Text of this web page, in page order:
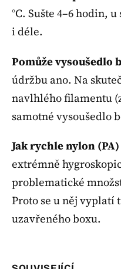
°C. Sušte 4–6 hodin,
i déle.
Pomůže vysoušedlo
údržbu ano. Na
navlhlého filamentu
samotné vysoušedlo
Jak rychle nylon
extrémně
problematické
Proto se u něj vyplatí
uzavřeného boxu.